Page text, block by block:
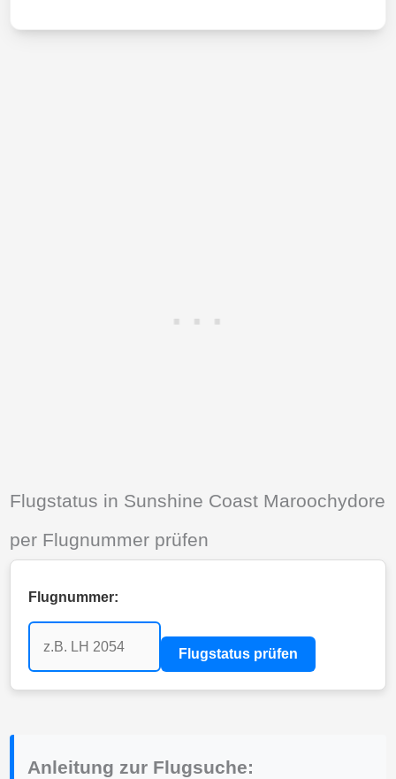
Flugstatus in Sunshine Coast Maroochydore
per Flugnummer prüfen
Flugnummer:
Flugstatus prüfen
Anleitung zur Flugsuche: